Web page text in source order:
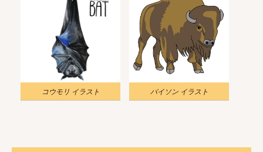
コウモリ イラスト バイソン イラスト